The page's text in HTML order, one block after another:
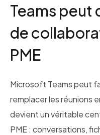
Teams peut
de
PME
Microsoft Teams peut
remplacer les réunions
devient un véritable
PME : conversations,